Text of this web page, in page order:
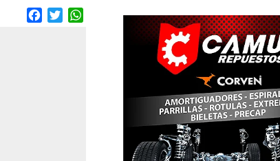
FacebookTwitterWhatsApp